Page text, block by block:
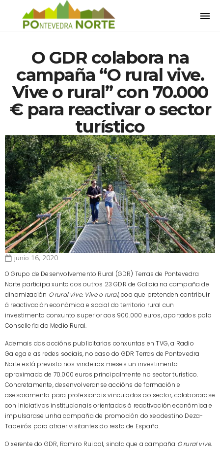
O GDR colabora na
campaña “O rural vive.
Vive o rural” con 70.000
€ para reactivar o sector
turístico
junio 16, 2020
O Grupo de Desenvolvemento Rural (GDR) Terras de Pontevedra
Norte participa xunto cos outros 23 GDR de Galicia na campaña de
dinamización O rural vive. Vive o rural, coa que pretenden contribuír
á reactivación económica e social do territorio rural cun
investimento conxunto superior aos 900.000 euros, aportados pola
Consellería do Medio Rural.
Ademais das accións publicitarias conxuntas en TVG, a Radio
Galega e as redes sociais, no caso do GDR Terras de Pontevedra
Norte está previsto nos vindeiros meses un investimento
aproximado de 70.000 euros principalmente no sector turístico.
Concretamente, desenvolveranse accións de formación e
asesoramento para profesionais vinculados ao sector, colaborarase
con iniciativas institucionais orientadas á reactivación económica e
impulsarase unha campaña de promoción do xeodestino Deza-
Tabeirós para atraer visitantes do resto de España.
O xerente do GDR, Ramiro Ruibal, sinala que a campaña O rural vive.